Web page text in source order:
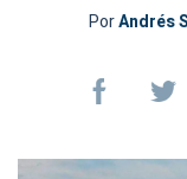
PorAndrés